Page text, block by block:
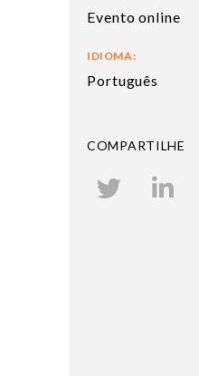
Evento online
IDIOMA:
Português
COMPARTILHE